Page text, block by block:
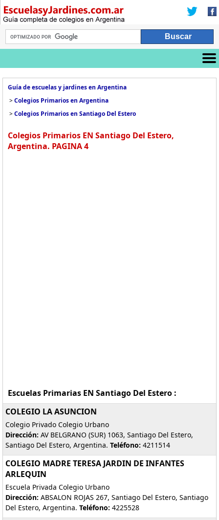
Guía de escuelas y jardines en Argentina
>Colegios Primarios en Argentina
>Colegios Primarios en Santiago Del Estero
Colegios Primarios EN Santiago Del Estero,
Argentina. PAGINA 4
Escuelas Primarias EN Santiago Del Estero :
COLEGIO LA ASUNCION
Colegio Privado Colegio Urbano
Dirección: AV BELGRANO (SUR) 1063, Santiago Del Estero,
Santiago Del Estero, Argentina. Teléfono: 4211514
COLEGIO MADRE TERESA JARDIN DE INFANTES
ARLEQUIN
Escuela Privada Colegio Urbano
Dirección: ABSALON ROJAS 267, Santiago Del Estero, Santiago
Del Estero, Argentina. Teléfono: 4225528